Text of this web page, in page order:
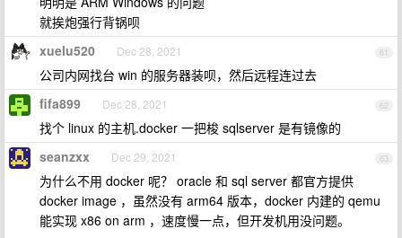
就挨炮强行背锅呗
61
xuelu520 Dec 28, 2021
公司内网找台 win 的服务器装呗，然后远程连过去
62
fifa899 Dec 28, 2021
找个 linux 的主机.docker 一把梭 sqlserver 是有镜像的
63
seanzxx Dec 29, 2021
为什么不用 docker 呢？ oracle 和 sql server 都官方提供
docker image ，虽然没有 arm64 版本，docker 内建的 qemu
能实现 x86 on arm ，速度慢一点，但开发机用没问题。